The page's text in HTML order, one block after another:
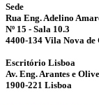
Sede
Rua Eng. Adelino
Nº 15 - Sala 10.3
4400-134 Vila Nova de
Escritório Lisboa
Av. Eng. Arantes e
1900-221 Lisboa